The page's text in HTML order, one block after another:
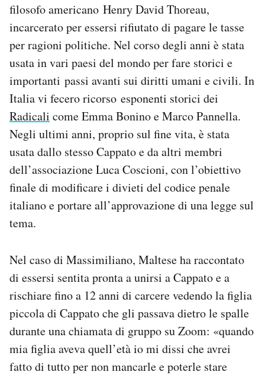
filosofo americano Henry David Thoreau,
incarcerato per essersi rifiutato di pagare le tasse
per ragioni politiche. Nel corso degli anni è stata
usata in vari paesi del mondo per fare storici e
importanti passi avanti sui diritti umani e civili. In
Italia vi fecero ricorso esponenti storici dei
Radicali come Emma Bonino e Marco Pannella.
Negli ultimi anni, proprio sul fine vita, è stata
usata dallo stesso Cappato e da altri membri
dell’associazione Luca Coscioni, con l’obiettivo
finale di modificare i divieti del codice penale
italiano e portare all’approvazione di una legge sul
tema.
Nel caso di Massimiliano, Maltese ha raccontato
di essersi sentita pronta a unirsi a Cappato e a
rischiare fino a 12 anni di carcere vedendo la figlia
piccola di Cappato che gli passava dietro le spalle
durante una chiamata di gruppo su Zoom: «quando
mia figlia aveva quell’età io mi dissi che avrei
fatto di tutto per non mancarle e poterle stare